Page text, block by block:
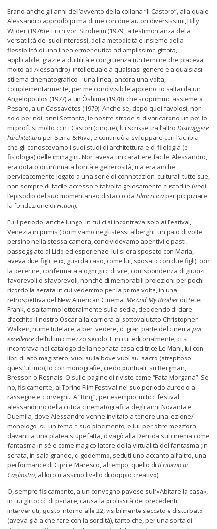
Erano anche gli anni dell’avvento della collana “Il Castoro”, alla quale
Alessandro approdò prima di me con due autori diversissimi, Billy
Wilder (1976) e Erich von Stroheim (1979), a testimonianza della
versatilità dei suoi interessi, della metodicità e insieme della
flessibilità di una linea ermeneutica ad amplissima gittata,
applicabile, grazie a duttilità e congruenza (un termine che piaceva
molto ad Alessandro) intellettuale a qualsiasi genere e a qualsiasi
stilema cinematografico – una linea, ancora una volta,
complementarmente, per me condivisibile appieno: io saltai da un
Angelopoulos (1977) a un Ôshima (1978), che scoprimmo assieme a
Pesaro, a un Cassavetes (1979). Anche se, dopo quei favolosi, non
solo per noi, anni Settanta, le nostre strade si divaricarono un po’. Io
mi profusi molto con i Castori (cinque), lui scrisse tra l’altro Distruggere
l’architetturaper Serra & Riva, e continuò a sviluppare con l’acribia
che gli conoscevamo i suoi studi di architettura e di filologia (e
fisiologia) delle immagini. Non aveva un carattere facile, Alessandro,
era dotato di un’innata bontà e generosità, ma era anche
pervicacemente legato a una serie di connotazioni culturali tutte sue,
non sempre di facile accesso e talvolta gelosamente custodite (vedi
l’episodio del suo momentaneo distacco da Filmcriticaper propiziare
la fondazione di Fiction).
Fu il periodo, anche lungo, in cui ci si incontrava solo ai Festival,
Venezia in primis (dormivamo negli stessi alberghi, un paio di volte
persino nella stessa camera, condividevamo aperitivi e pasti,
passeggiate al Lido ed esperienze: lui si era sposato con Maria,
aveva due figli, e io, guarda caso, come lui, sposato con due figli), con
la perenne, confermata a ogni giro di vite, corrispondenza di giudizi
favorevoli o sfavorevoli, nonché di memorabili proiezioni per pochi –
ricordo la serata in cui vedemmo per la prima volta, in una
retrospettiva del New American Cinema,Me and My Brotherdi Peter
Frank, e saltammo letteralmente sulla sedia, decidendo di dare
d’acchito il nostro Oscar alla carriera al sottovalutato Christopher
Walken, nume tutelare, a ben vedere, di gran parte del cinema par
excellence dell’ultimo mezzo secolo. E in cui editorialmente, ci si
incontrava nel catalogo della neonata casa editrice Le Mani, lui con
libri di alto magistero, vuoi sulla boxe vuoi sul sacro (strepitoso
quest’ultimo), io con monografie, credo puntuali, su Bergman,
Bresson o Resnais. O sulle pagine di riviste come “Fata Morgana”. Se
no, fisicamente, al Torino Film Festival nel suo periodo aureo o a
rassegne e convegni. A “Ring”, per esempio, mitico festival
alessandrino della critica cinematografica degli anni Novanta e
Duemila, dove Alessandro venne invitato a tenere una lezione/
monologo su un tema a suo piacimento; e lui, per oltre mezz’ora,
davanti a una platea stupefatta, divagò alla Derrida sul cinema come
fantasma in sé e come magico latore della virtualità del fantasma (in
serata, in sala grande, ci godemmo, seduti uno accanto all’altro, una
performance di Ciprì e Maresco, al tempo, quello di Il ritorno di
Cagliostro, al loro massimo livello di doppio creativo).
O, sempre fisicamente, a un convegno pavese sull’«Abitare la casa»,
in cui gli toccò di parlare, causa la prolissità dei precedenti
intervenuti, giusto intorno alle 22, visibilmente seccato e disturbato
(aveva già a che fare con la sordità), tanto che, per una sorta di